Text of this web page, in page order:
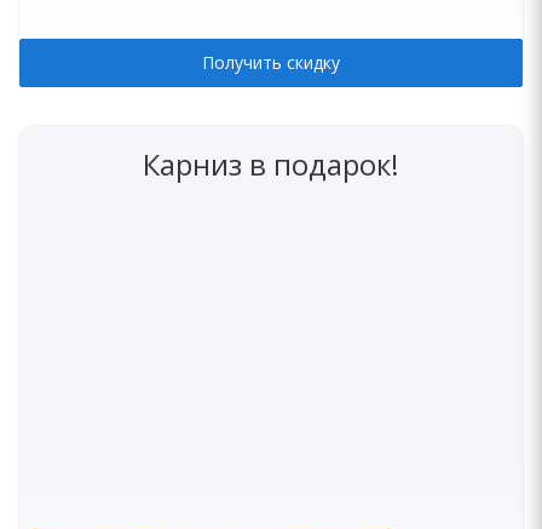
Получить скидку
Карниз в подарок!